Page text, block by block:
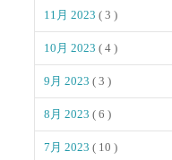
11月 2023 ( 3 )
10月 2023 ( 4 )
9月 2023 ( 3 )
8月 2023 ( 6 )
7月 2023 ( 10 )